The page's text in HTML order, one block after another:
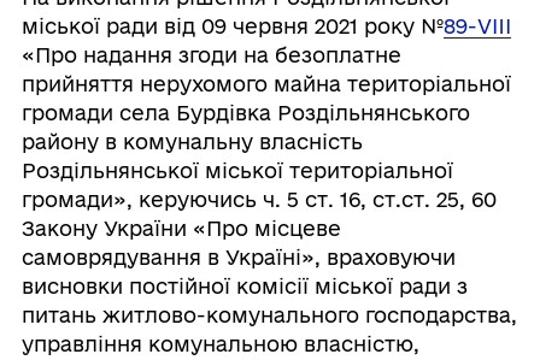
міської ради від 09 червня 2021 року №89-VIII
«Про надання згоди на безоплатне
прийняття нерухомого майна територіальної
громади села Бурдівка Роздільнянського
району в комунальну власність
Роздільнянської міської територіальної
громади», керуючись ч. 5 ст. 16, ст.ст. 25, 60
Закону України «Про місцеве
самоврядування в Україні», враховуючи
висновки постійної комісії міської ради з
питань житлово-комунального господарства,
управління комунальною власністю,